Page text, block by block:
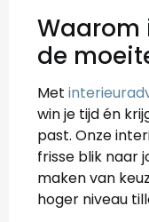
Waarom
de
Met
win je tijd én
past. Onze
frisse blik naar
maken van
hoger niveau